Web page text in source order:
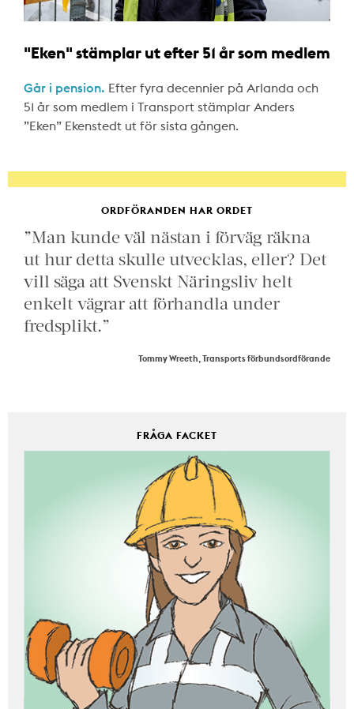
"Eken" stämplar ut efter 51 år som medlem
Går i pension. Efter fyra decennier på Arlanda och
51 år som medlem i Transport stämplar Anders
”Eken” Ekenstedt ut för sista gången.
ORDFÖRANDEN HAR ORDET
”Man kunde väl nästan i förväg räkna
ut hur detta skulle utvecklas, eller? Det
vill säga att Svenskt Näringsliv helt
enkelt vägrar att förhandla under
fredsplikt.”
Tommy Wreeth, Transports förbundsordförande
FRÅGA FACKET